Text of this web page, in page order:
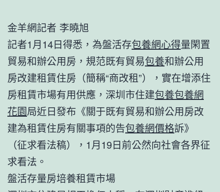
金羊網記者 李曉旭
記者1月14日得悉，為盤活存包養網心得量閑置
貿易和辦公用房，規范既有貿易包養和辦公用
房改建租賃住房（簡稱“商改租”），實在增添住
房租賃市場有用供應，深圳市住建包養包養網
花園局近日發布《關于既有貿易和辦公用房改
建為租賃住房有關事項的告包養網價格訴》
（征求看法稿），1月19日前公然向社會各界征
求看法。
盤活存量房培養租賃市場